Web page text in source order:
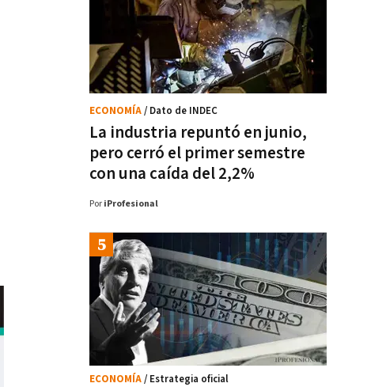
La industria repuntó en junio,
pero cerró el primer semestre
con una caída del 2,2%
ECONOMÍA/ Dato de INDEC
Por iProfesional
ECONOMÍA/ Estrategia oficial